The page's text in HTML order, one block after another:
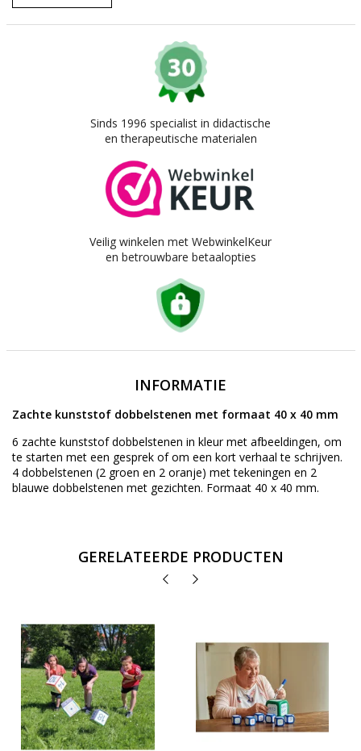
Sinds 1996 specialist in didactische
en therapeutische materialen
Veilig winkelen met WebwinkelKeur
en betrouwbare betaalopties
INFORMATIE
Zachte kunststof dobbelstenen met formaat 40 x 40 mm
6 zachte kunststof dobbelstenen in kleur met afbeeldingen, om
te starten met een gesprek of om een kort verhaal te schrijven.
4 dobbelstenen (2 groen en 2 oranje) met tekeningen en 2
blauwe dobbelstenen met gezichten. Formaat 40 x 40 mm.
GERELATEERDE PRODUCTEN